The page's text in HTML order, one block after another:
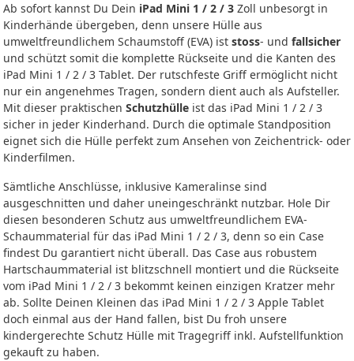
Ab sofort kannst Du Dein iPad Mini 1 / 2 / 3 Zoll unbesorgt in
Kinderhände übergeben, denn unsere Hülle aus
umweltfreundlichem Schaumstoff (EVA) ist stoss- und fallsicher
und schützt somit die komplette Rückseite und die Kanten des
iPad Mini 1 / 2 / 3 Tablet. Der rutschfeste Griff ermöglicht nicht
nur ein angenehmes Tragen, sondern dient auch als Aufsteller.
Mit dieser praktischen Schutzhülle ist das iPad Mini 1 / 2 / 3
sicher in jeder Kinderhand. Durch die optimale Standposition
eignet sich die Hülle perfekt zum Ansehen von Zeichentrick- oder
Kinderfilmen.
Sämtliche Anschlüsse, inklusive Kameralinse sind
ausgeschnitten und daher uneingeschränkt nutzbar. Hole Dir
diesen besonderen Schutz aus umweltfreundlichem EVA-
Schaummaterial für das iPad Mini 1 / 2 / 3, denn so ein Case
findest Du garantiert nicht überall. Das Case aus robustem
Hartschaummaterial ist blitzschnell montiert und die Rückseite
vom iPad Mini 1 / 2 / 3 bekommt keinen einzigen Kratzer mehr
ab. Sollte Deinen Kleinen das iPad Mini 1 / 2 / 3 Apple Tablet
doch einmal aus der Hand fallen, bist Du froh unsere
kindergerechte Schutz Hülle mit Tragegriff inkl. Aufstellfunktion
gekauft zu haben.